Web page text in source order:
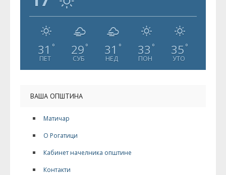
31 °
ПЕТ
29 °
СУБ
31 °
НЕД
33 °
ПОН
35 °
УТО
ВАША ОПШТИНА
Матичар
О Рогатици
Кабинет начелника општине
Контакти